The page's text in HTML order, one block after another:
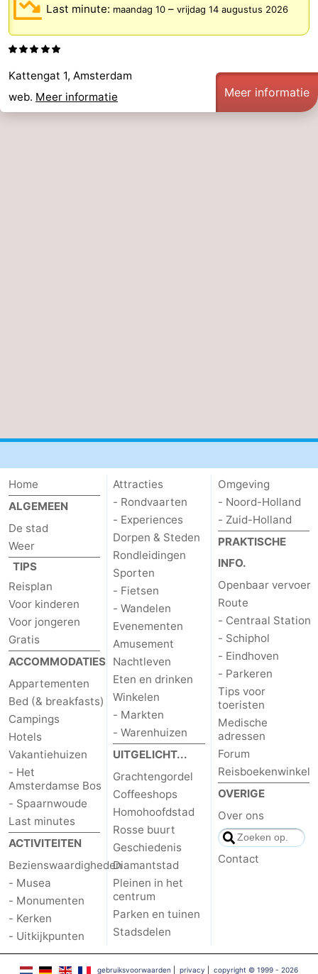
Last minute: maandag 10 – vrijdag 14 augustus 2026
Kattengat 1, Amsterdam
web. Meer informatie Meer informatie
Home
ALGEMEEN
De stad
Weer
TIPS
Reisplan
Voor kinderen
Voor jongeren
Gratis
ACCOMMODATIES
Appartementen
Bed (& breakfasts)
Campings
Hotels
Vakantiehuizen
- Het
Amsterdamse Bos
- Spaarnwoude
Last minutes
ACTIVITEITEN
Bezienswaardigheden
- Musea
- Monumenten
- Kerken
- Uitkijkpunten
Attracties
- Rondvaarten
- Experiences
Dorpen & Steden
Rondleidingen
Sporten
- Fietsen
- Wandelen
Evenementen
Amusement
Nachtleven
Eten en drinken
Winkelen
- Markten
- Warenhuizen
UITGELICHT...
Grachtengordel
Coffeeshops
Homohoofdstad
Rosse buurt
Geschiedenis
Diamantstad
Pleinen in het
centrum
Parken en tuinen
Stadsdelen
Omgeving
- Noord-Holland
- Zuid-Holland
PRAKTISCHE
INFO.
Openbaar vervoer
Route
- Centraal Station
- Schiphol
- Eindhoven
- Parkeren
Tips voor
toeristen
Medische
adressen
Forum
Reisboekenwinkel
OVERIGE
Over ons
Contact
gebruiksvoorwaarden privacy copyright © 1999 - 2026